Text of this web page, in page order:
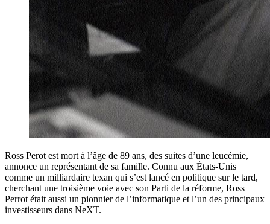
Ross Perot est mort à l’âge de 89 ans, des suites d’une leucémie,
annonce un représentant de sa famille. Connu aux États-Unis
comme un milliardaire texan qui s’est lancé en politique sur le tard,
cherchant une troisième voie avec son Parti de la réforme, Ross
Perrot était aussi un pionnier de l’informatique et l’un des principaux
investisseurs dans NeXT.